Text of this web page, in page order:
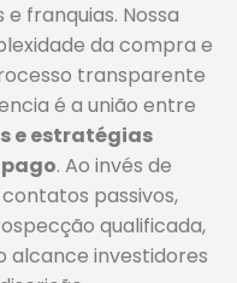
franquias. Nossa
da compra e
transparente
é a união entre
e estratégias
. Ao invés de
passivos,
qualificada,
alcance investidores